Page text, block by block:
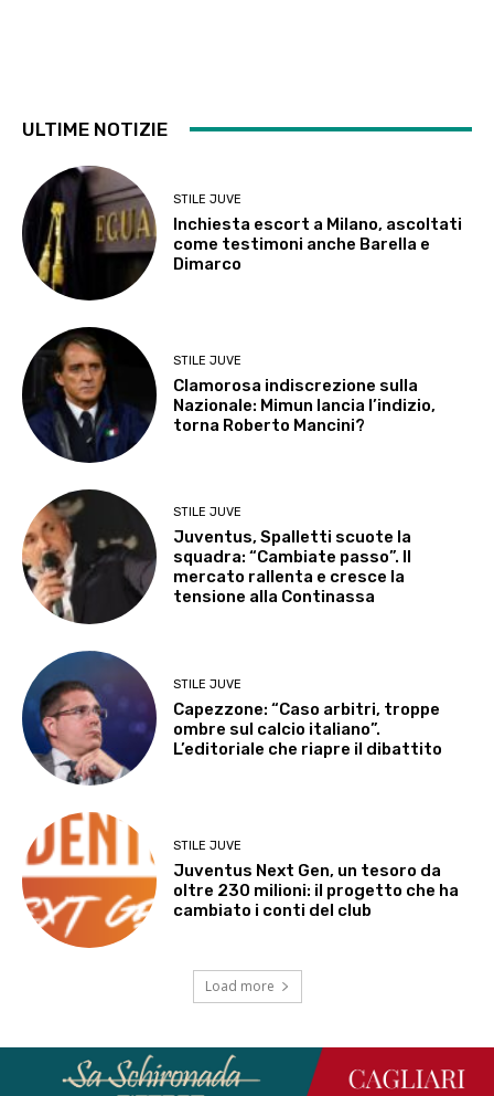
ULTIME NOTIZIE
STILE JUVE
Inchiesta escort a Milano, ascoltati
come testimoni anche Barella e
Dimarco
STILE JUVE
Clamorosa indiscrezione sulla
Nazionale: Mimun lancia l’indizio,
torna Roberto Mancini?
STILE JUVE
Juventus, Spalletti scuote la
squadra: “Cambiate passo”. Il
mercato rallenta e cresce la
tensione alla Continassa
STILE JUVE
Capezzone: “Caso arbitri, troppe
ombre sul calcio italiano”.
L’editoriale che riapre il dibattito
STILE JUVE
Juventus Next Gen, un tesoro da
oltre 230 milioni: il progetto che ha
cambiato i conti del club
Load more